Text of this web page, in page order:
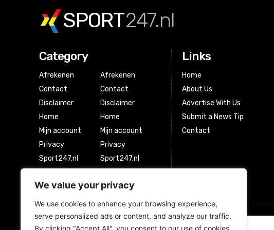
We value your privacy
We use cookies to enhance your browsing experience,
serve personalized ads or content, and analyze our traffic.
By clicking "Accept All", you consent to our use of cookies.
SPORT247.nl
Category
Afrekenen
Contact
Disclaimer
Home
Mijn account
Privacy
Sport247.nl
Winkelwagen
Afrekenen
Contact
Disclaimer
Home
Mijn account
Privacy
Sport247.nl
Winkelwagen
Links
Home
About Us
Advertise With Us
Submit a News Tip
Contact
Newsletter Signup